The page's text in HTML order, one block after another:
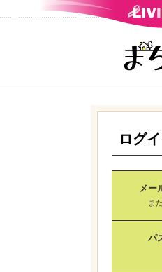
ログ
メー
ま
パ